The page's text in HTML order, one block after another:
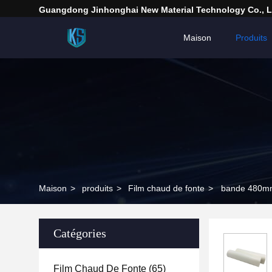
Guangdong Jinhonghai New Material Technology Co.,
Maison Produits
Maison > produits > Film chaud de fonte > bande
Catégories
Film Chaud De Fonte (65)